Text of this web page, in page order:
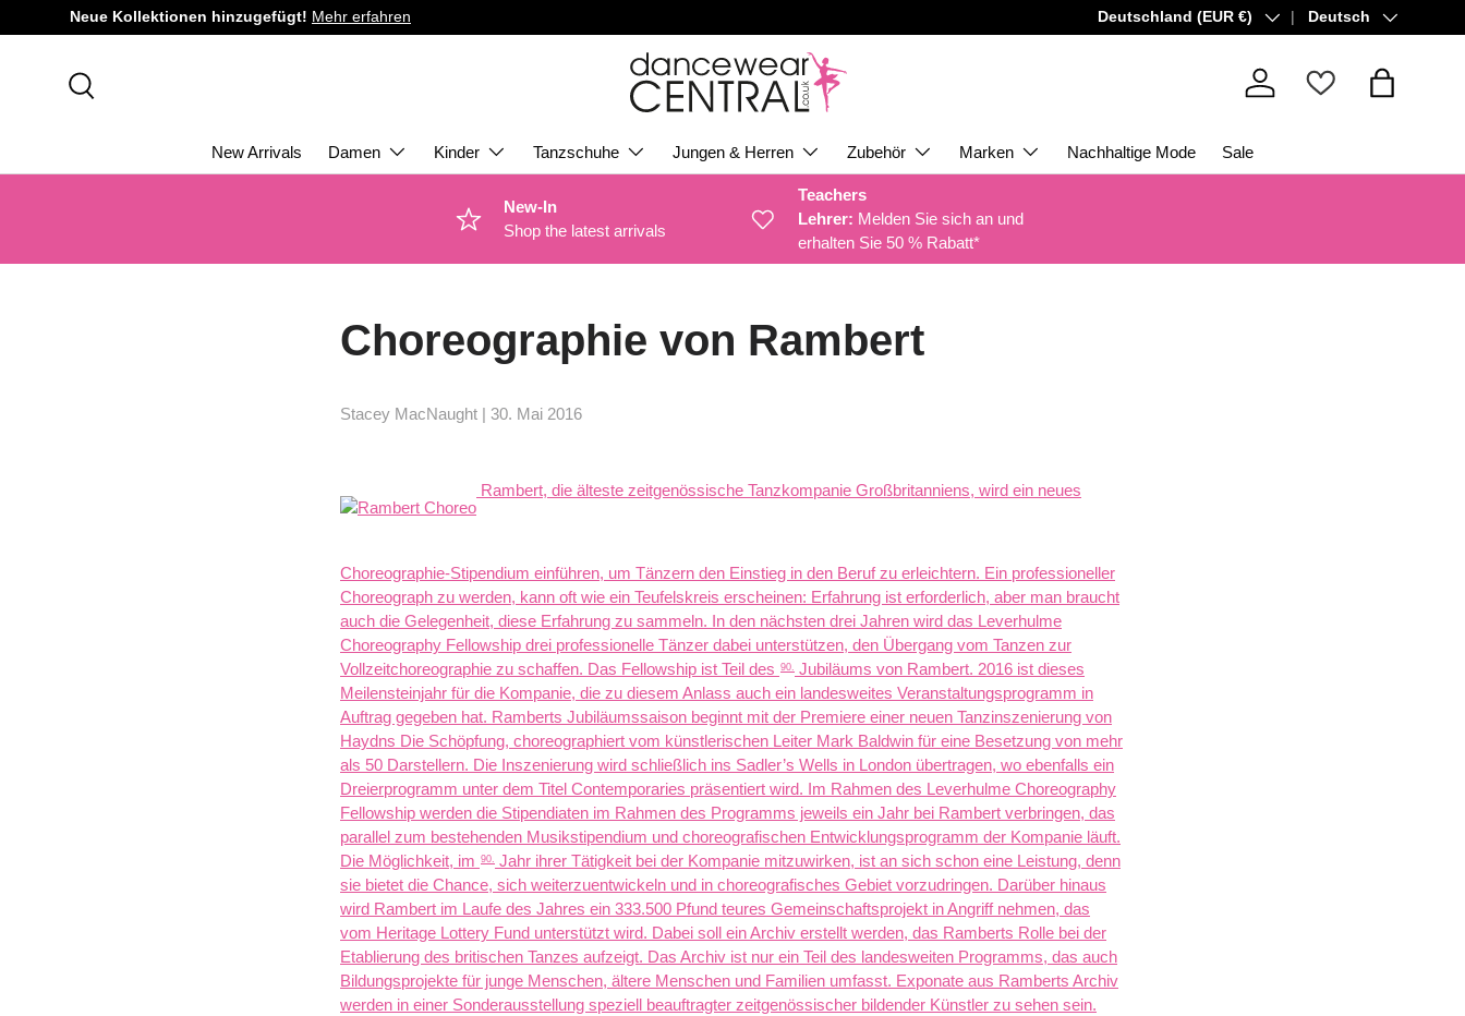
DIREKT ZUM INHALT
Neue Kollektionen hinzugefügt! Mehr erfahren Land/Region
Deutschland (EUR €) SpracheDeutsch
Einloggen
New Arrivals Damen Kinder Tanzschuhe Jungen & Herren Zubehör Marken Nachhaltige Mode Sale
New-In
Shop the latest arrivals
Teachers
Lehrer: Melden Sie sich an und
erhalten Sie 50 % Rabatt*
Choreographie von Rambert
Stacey MacNaught | 30. Mai 2016
Rambert, die älteste zeitgenössische Tanzkompanie Großbritanniens, wird ein neues
Choreographie-Stipendium einführen, um Tänzern den Einstieg in den Beruf zu erleichtern. Ein professioneller
Choreograph zu werden, kann oft wie ein Teufelskreis erscheinen: Erfahrung ist erforderlich, aber man braucht
auch die Gelegenheit, diese Erfahrung zu sammeln. In den nächsten drei Jahren wird das Leverhulme
Choreography Fellowship drei professionelle Tänzer dabei unterstützen, den Übergang vom Tanzen zur
Vollzeitchoreographie zu schaffen. Das Fellowship ist Teil des 90.
Jubiläums von Rambert. 2016 ist dieses
Meilensteinjahr für die Kompanie, die zu diesem Anlass auch ein landesweites Veranstaltungsprogramm in
Auftrag gegeben hat. Ramberts Jubiläumssaison beginnt mit der Premiere einer neuen Tanzinszenierung von
Haydns Die Schöpfung, choreographiert vom künstlerischen Leiter Mark Baldwin für eine Besetzung von mehr
als 50 Darstellern. Die Inszenierung wird schließlich ins Sadler’s Wells in London übertragen, wo ebenfalls ein
Dreierprogramm unter dem Titel Contemporaries präsentiert wird. Im Rahmen des Leverhulme Choreography
Fellowship werden die Stipendiaten im Rahmen des Programms jeweils ein Jahr bei Rambert verbringen, das
parallel zum bestehenden Musikstipendium und choreografischen Entwicklungsprogramm der Kompanie läuft.
Die Möglichkeit, im 90.
Jahr ihrer Tätigkeit bei der Kompanie mitzuwirken, ist an sich schon eine Leistung, denn
sie bietet die Chance, sich weiterzuentwickeln und in choreografisches Gebiet vorzudringen. Darüber hinaus
wird Rambert im Laufe des Jahres ein 333.500 Pfund teures Gemeinschaftsprojekt in Angriff nehmen, das
vom Heritage Lottery Fund unterstützt wird. Dabei soll ein Archiv erstellt werden, das Ramberts Rolle bei der
Etablierung des britischen Tanzes aufzeigt. Das Archiv ist nur ein Teil des landesweiten Programms, das auch
Bildungsprojekte für junge Menschen, ältere Menschen und Familien umfasst. Exponate aus Ramberts Archiv
werden in einer Sonderausstellung speziell beauftragter zeitgenössischer bildender Künstler zu sehen sein.